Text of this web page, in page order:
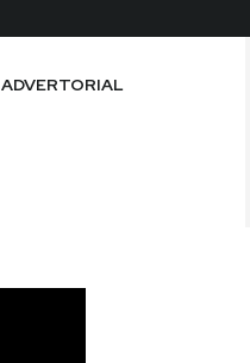
ADVERTORIAL